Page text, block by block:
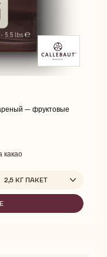
— фруктовые
какао
размеры
2,5 КГ ПАКЕТ